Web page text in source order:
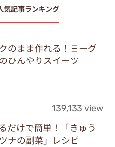
気記事ランキング
のまま作れる！ヨーグ
ひんやりスイーツ
139,133 view
だけで簡単！「きゅう
ナの副菜」レシピ